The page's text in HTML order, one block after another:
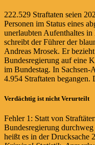
222.529 Straftaten seien
Personen im Status eines
unerlaubten Aufenthaltes
schreibt der Führer der
Andreas Mrosek. Er
Bundesregierung auf eine
im Bundestag. In Sachsen-
4.954 Straftaten begangen.
Verdächtig ist nicht Verurteilt
Fehler 1: Statt von
Bundesregierung
heißt es in der Drucksache